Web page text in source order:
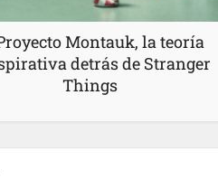
Montauk, la teoría
detrás de Stranger
Things